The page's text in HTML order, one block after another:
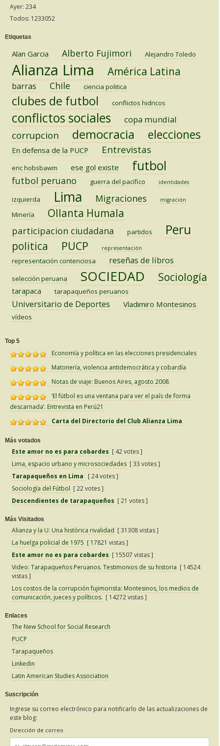
Ayer: 234
Todos: 1233052
Etiquetas
Alan Garcia Alberto Fujimori Alejandro Toledo
Alianza Lima América Latina
barras Chile ciencia politica
clubes de futbol conflictos hidricos
conflictos sociales copa mundial
corrupcion democracia elecciones
En defensa de la PUCP Entrevistas
eric hobsbawm ese gol existe futbol
futbol peruano guerra del pacífico identidades
izquierda Lima Migraciones migración
Minería Ollanta Humala
participacion ciudadana partidos Peru
politica PUCP representación
representación contenciosa reseñas de libros
selección peruana SOCIEDAD Sociología
tarapaca tarapaqueños peruanos
Universitario de Deportes Vladimiro Montesinos
vídeos
Top 5
Economía y política en las elecciones presidenciales
Matonería, violencia antidemocrática y cobardía
Notas de viaje: Buenos Aires, agosto 2008
‘El fútbol es una ventana para ver el país de forma
descarnada’. Entrevista en Perú21
Carta del Directorio del Club Alianza Lima
Más votados
Este amor no es para cobardes [ 42 votes ]
Lima, espacio urbano y microsociedades [ 33 votes ]
Tarapaqueños en Lima
[ 24 votes ]
Sociología del Fútbol [ 22 votes ]
Descendientes de tarapaqueños [ 21 votes ]
Más Visitados
Alianza y la U: Una histórica rivalidad [ 31308 vistas ]
La huelga policial de 1975 [ 17821 vistas ]
Este amor no es para cobardes [ 15507 vistas ]
Video: Tarapaqueños Peruanos. Testimonios de su historia [ 14524
vistas ]
Los costos de la corrupción fujimorista: Montesinos, los medios de
comunicación, jueces y políticos. [ 14272 vistas ]
Enlaces
The New School for Social Research
PUCP
Tarapaqueños
Linkedin
Latin American Studies Association
Suscripción
Ingrese su correo electrónico para notificarlo de las actualizaciones de
este blog:
Dirección de correo
Dirección